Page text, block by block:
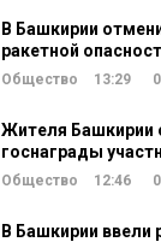
В Башкирии
ракетной
Общество 13:29
Жителя Башкирии
госнаграды
Общество 12:46
В Башкирии ввели